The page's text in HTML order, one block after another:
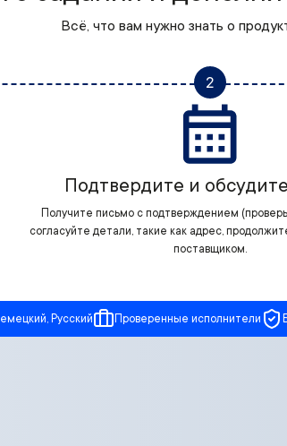
Всё, что вам нужно знать о
2
Подтвердите и
Получите письмо с подтверждением
согласуйте детали, такие как адрес,
поставщиком.
Русский Проверенные исполнители